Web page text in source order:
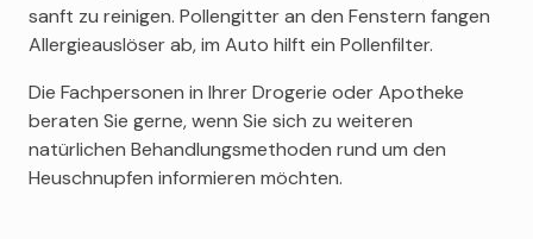
sanft zu reinigen. Pollengitter an den Fenstern fangen
Allergieauslöser ab, im Auto hilft ein Pollenfilter.
Die Fachpersonen in Ihrer Drogerie oder Apotheke
beraten Sie gerne, wenn Sie sich zu weiteren
natürlichen Behandlungsmethoden rund um den
Heuschnupfen informieren möchten.